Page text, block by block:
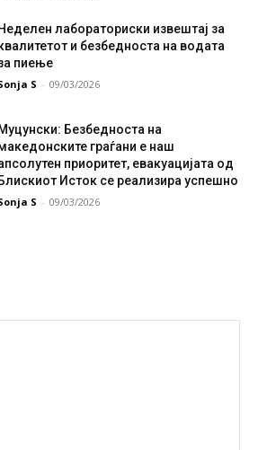
Неделен лабораториски извештај за
и безбедноста на водата
пиење
S - 09/03/2026
Муцунски: Безбедноста на
граѓани е наш
приоритет, евакуацијата од
Блискиот Исток се реализира успешно
S - 09/03/2026